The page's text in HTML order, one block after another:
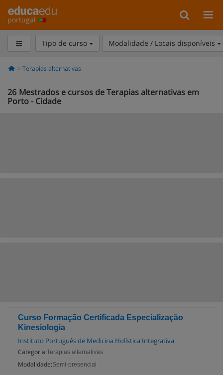
portugal
Tipo de curso Modalidade / Locais disponíveis
Terapias alternativas
26 Mestrados e cursos de Terapias alternativas em
Porto - Cidade
Curso Formação Certificada Especialização
Kinesiologia
Instituto Português de Medicina Holística Integrativa
Categoria:Terapias alternativas
Modalidade:Semi-presencial